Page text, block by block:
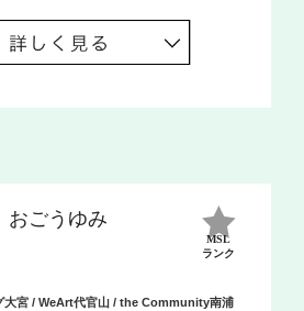
おごうゆみ
MSL
ランク
大宮 / WeArt代官山 / the Community南浦